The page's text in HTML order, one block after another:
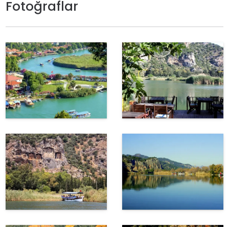
Fotoğraflar